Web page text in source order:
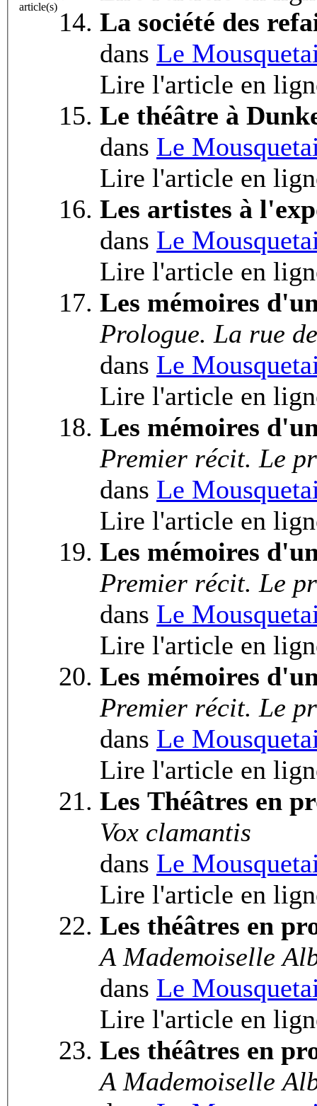
article(s)
La société des
dans Le
Lire l'article en
Le théâtre à
dans Le
Lire l'article en
Les artistes à
dans Le
Lire l'article en
Les mémoires
Prologue. La rue
dans Le
Lire l'article en
Les mémoires
Premier récit. Le
dans Le
Lire l'article en
Les mémoires
Premier récit. Le
dans Le
Lire l'article en
Les mémoires
Premier récit. Le
dans Le
Lire l'article en
Les Théâtres en
Vox clamantis
dans Le
Lire l'article en
Les théâtres en
A Mademoiselle
dans Le
Lire l'article en
Les théâtres en
A Mademoiselle